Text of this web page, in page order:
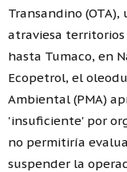
Transandino
atraviesa
hasta Tumaco, en
Ecopetrol, el
Ambiental (PMA)
'insuficiente' por
no permitiría
suspender la